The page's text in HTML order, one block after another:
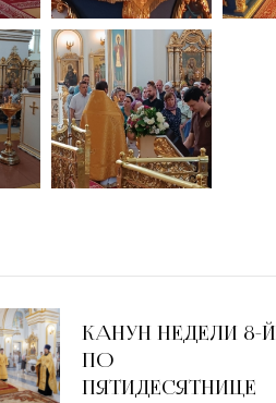
КАНУН НЕДЕЛИ 8-Й
ПО
ПЯТИДЕСЯТНИЦЕ